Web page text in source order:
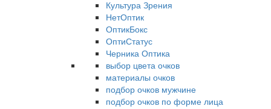
Культура Зрения
НетОптик
ОптикБокс
ОптиСтатус
Черника Оптика
выбор цвета очков
материалы очков
подбор очков мужчине
подбор очков по форме лица